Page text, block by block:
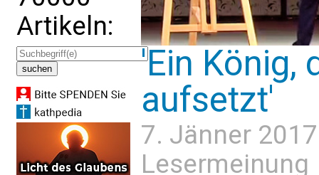
Artikeln:
'Ein König,
aufsetzt'
7. Jänner
Lesermeinung